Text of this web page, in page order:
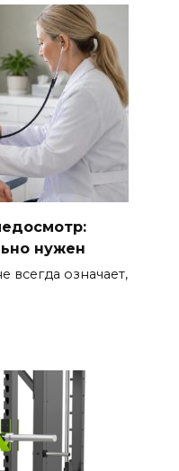
нужен
всегда означает,